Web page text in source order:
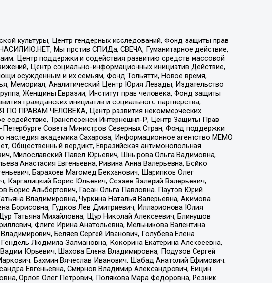
культуры, Центр гендерных исследований, Фонд защиты прав
НАСИЛИЮ.НЕТ, Мы против СПИДа, СВЕЧА, Гуманитарное действие,
Центр поддержки и содействия развитию средств массовой
Центр социально-информационных инициатив Действие,
осужденным и их семьям, Фонд Тольятти, Новое время,
Мемориал, Аналитический Центр Юрия Левады, Издательство
Женщины Евразии, Институт прав человека, Фонд защиты
гражданских инициатив и социального партнерства,
ПО ПРАВАМ ЧЕЛОВЕКА, Центр развития некоммерческих
содействие, Трансперенси Интернешнл-Р, Центр Защиты Прав
Совета Министров Северных Стран, Фонд поддержки
академика Сахарова, Информационное агентство МЕМО.
Общественный вердикт, Евразийская антимонопольная
Милославский Павел Юрьевич, Шнырова Ольга Вадимовна,
Анастасия Евгеньевна, Ривина Анна Валерьевна, Бойко
Барахоев Магомед Бекханович, Шарипков Олег
Борис Юльевич, Созаев Валерий Валерьевич,
Борис Альбертович, Гасан Ольга Павловна, Паутов Юрий
Владимировна, Чуркина Наталья Валерьевна, Акимова
Борисовна, Гудков Лев Дмитриевич, Илларионова Юлия
Татьяна Михайловна, Щур Николай Алексеевич, Блинушов
Флиге Ирина Анатольевна, Мельникова Валентина
Беляев Сергей Иванович, Голубева Елена
Людмила Залмановна, Кокорина Екатерина Алексеевна,
Юрьевич, Шахова Елена Владимировна, Подузов Сергей
Бахмин Вячеслав Иванович, Шабад Анатолий Ефимович,
Евгеньевна, Смирнов Владимир Александрович, Вицин
Орлов Олег Петрович, Полякова Мара Федоровна, Резник